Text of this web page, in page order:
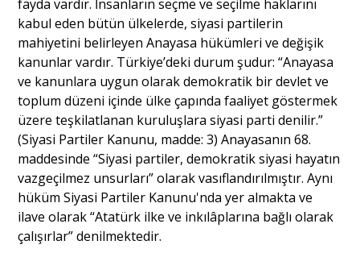
fayda vardır. İnsanların seçme ve seçilme haklarını
kabul eden bütün ülkelerde, siyasi partilerin
mahiyetini belirleyen Anayasa hükümleri ve değişik
kanunlar vardır. Türkiye’deki durum şudur: “Anayasa
ve kanunlara uygun olarak demokratik bir devlet ve
toplum düzeni içinde ülke çapında faaliyet göstermek
üzere teşkilatlanan kuruluşlara siyasi parti denilir.”
(Siyasi Partiler Kanunu, madde: 3) Anayasanın 68.
maddesinde “Siyasi partiler, demokratik siyasi hayatın
vazgeçilmez unsurları” olarak vasıflandırılmıştır. Aynı
hüküm Siyasi Partiler Kanunu'nda yer almakta ve
ilave olarak “Atatürk ilke ve inkılâplarına bağlı olarak
çalışırlar” denilmektedir.